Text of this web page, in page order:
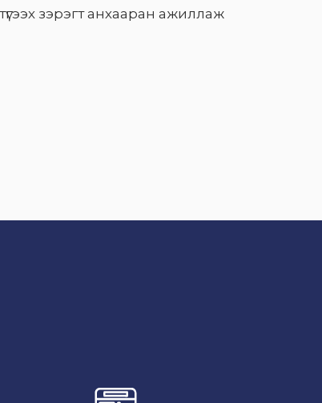
зэрэгт анхааран ажиллаж